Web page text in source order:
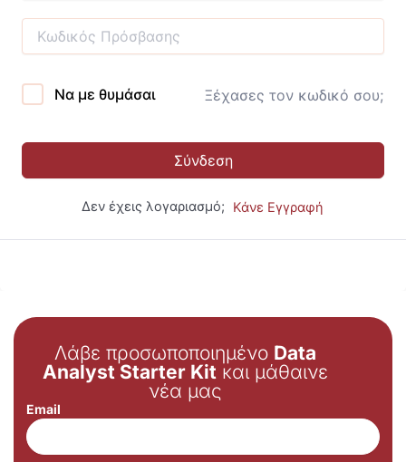
Να με θυμάσαι Ξέχασες τον κωδικό σου;
Σύνδεση
Δεν έχεις λογαριασμό; Κάνε Εγγραφή
Λάβε προσωποποιημένο Data
Analyst Starter Kit και μάθαινε
νέα μας
Email